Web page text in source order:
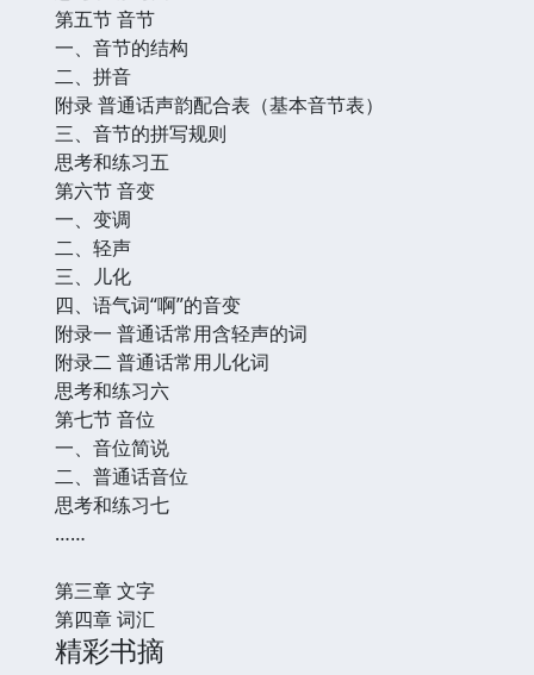
第五节 音节
一、音节的结构
二、拼音
附录 普通话声韵配合表（基本音节表）
三、音节的拼写规则
思考和练习五
第六节 音变
一、变调
二、轻声
三、儿化
四、语气词“啊”的音变
附录一 普通话常用含轻声的词
附录二 普通话常用儿化词
思考和练习六
第七节 音位
一、音位简说
二、普通话音位
思考和练习七
……
第三章 文字
第四章 词汇
精彩书摘